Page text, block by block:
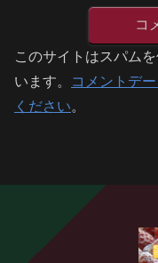
コ
このサイトはスパム
います。
コメントデ
ください。